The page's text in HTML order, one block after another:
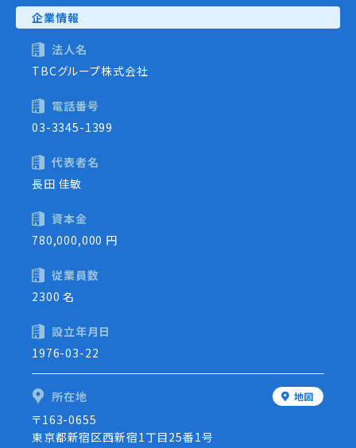
企業情報
法人名
TBCグループ株式会社
電話番号
03-3345-1399
代表者名
長田 佳敏
資本金
780,000,000 円
従業員数
2300 名
設立年月日
1976-03-22
所在地 地図
〒163-0655
東京都新宿区西新宿1丁目25番1号